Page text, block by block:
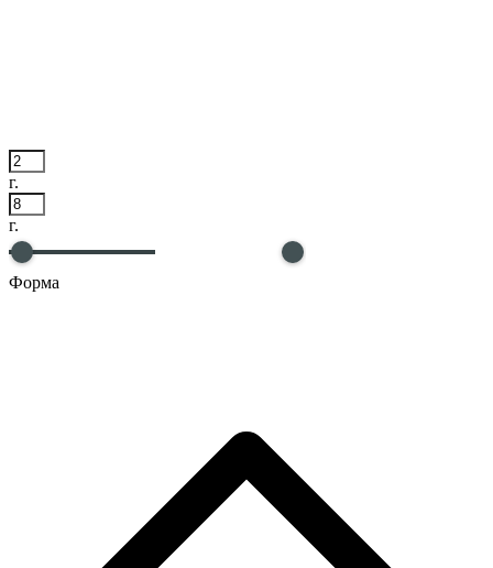
г.
г.
Форма